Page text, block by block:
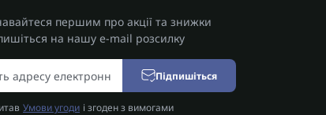
першим про акції та знижки
на нашу e-mail розсилку
Підпишіться
Умови угоди і згоден з вимогами